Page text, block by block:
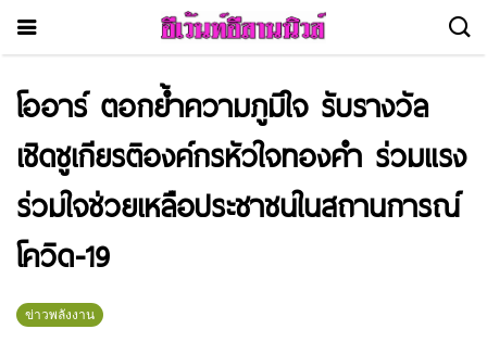
โออาร์ ตอกย้ำความภูมิใจ รับรางวัล
เชิดชูเกียรติองค์กรหัวใจทองคำ ร่วมแรง
ร่วมใจช่วยเหลือประชาชนในสถานการณ์
โควิด-19
ข่าวพลังงาน